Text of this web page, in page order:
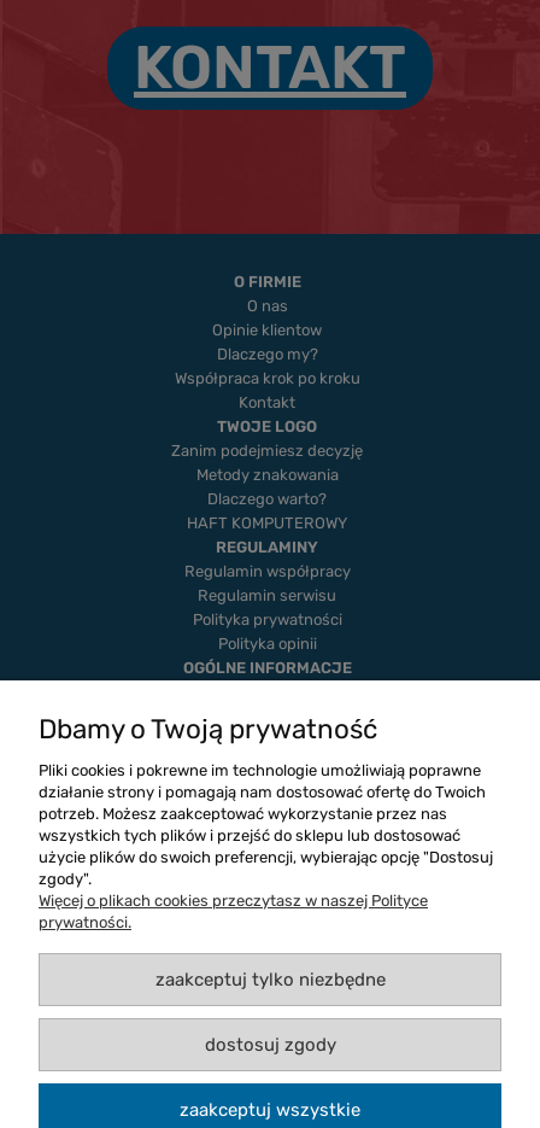
KONTAKT
O FIRMIE
O nas
Opinie klientow
Dlaczego my?
Współpraca krok po kroku
Kontakt
TWOJE LOGO
Zanim podejmiesz decyzję
Metody znakowania
Dlaczego warto?
HAFT KOMPUTEROWY
REGULAMINY
Regulamin współpracy
Regulamin serwisu
Polityka prywatności
Polityka opinii
OGÓLNE INFORMACJE
Twoje zamówienia
Ustawienia konta
Blog
Copyright 2026Logos Dystrybucja
Dbamy o Twoją prywatność
Pliki cookies i pokrewne im technologie umożliwiają poprawne
działanie strony i pomagają nam dostosować ofertę do Twoich
potrzeb. Możesz zaakceptować wykorzystanie przez nas
wszystkich tych plików i przejść do sklepu lub dostosować
użycie plików do swoich preferencji, wybierając opcję "Dostosuj
zgody".
Więcej o plikach cookies przeczytasz w naszej Polityce
prywatności.
zaakceptuj tylko niezbędne
dostosuj zgody
zaakceptuj wszystkie